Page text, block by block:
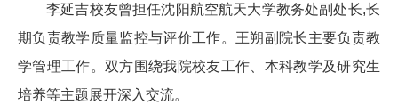
李延吉校友曾担任沈阳航空航天大学教务处副处长,长
期负责教学质量监控与评价工作。王朔副院长主要负责教
学管理工作。双方围绕我院校友工作、本科教学及研究生
培养等主题展开深入交流。